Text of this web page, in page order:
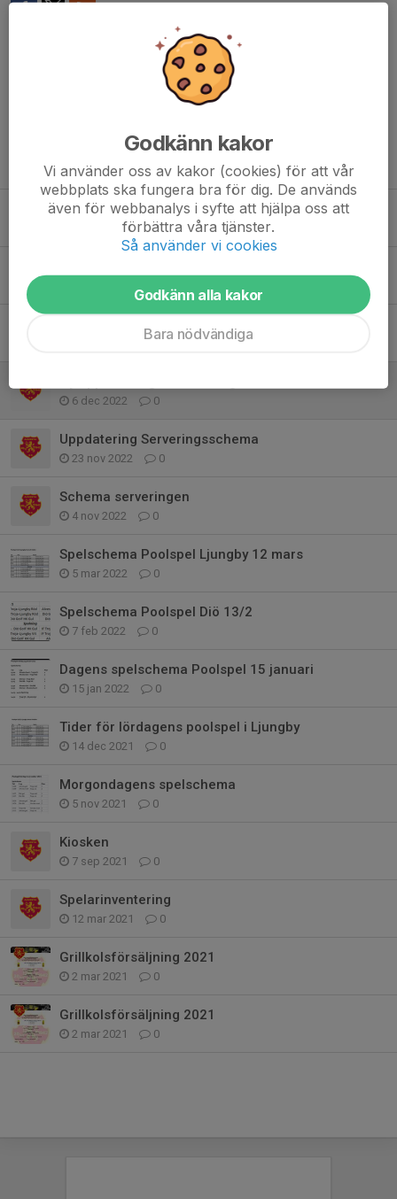
Tidigare nyheter
Uppdatering serveringen!
28 dec 2024 0
0
6 dec 2022 0
Uppdatering Serveringsschema
23 nov 2022 0
Schema serveringen
4 nov 2022 0
Spelschema Poolspel Ljungby 12 mars
5 mar 2022 0
Spelschema Poolspel Diö 13/2
7 feb 2022 0
Dagens spelschema Poolspel 15 januari
15 jan 2022 0
Tider för lördagens poolspel i Ljungby
14 dec 2021 0
Morgondagens spelschema
5 nov 2021 0
Kiosken
7 sep 2021 0
Spelarinventering
12 mar 2021 0
Grillkolsförsäljning 2021
2 mar 2021 0
Grillkolsförsäljning 2021
2 mar 2021 0
Godkänn kakor
Vi använder oss av kakor (cookies) för att vår
webbplats ska fungera bra för dig. De används
även för webbanalys i syfte att hjälpa oss att
förbättra våra tjänster.
Så använder vi cookies
Godkänn alla kakor
Bara nödvändiga